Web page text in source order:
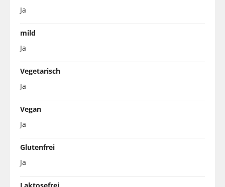
Ja
mild
Ja
Vegetarisch
Ja
Vegan
Ja
Glutenfrei
Ja
Laktosefrei